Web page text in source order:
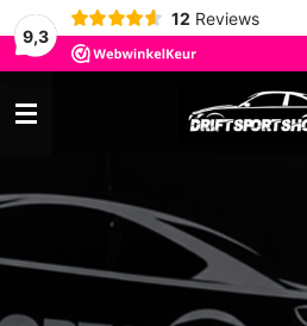
9,3
12 Reviews